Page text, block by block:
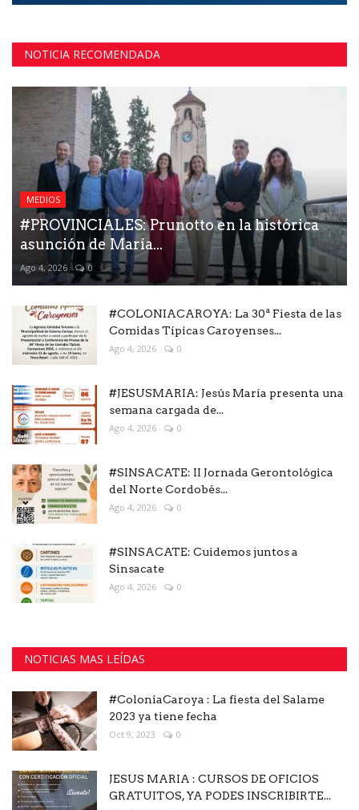
NOTICIA RECOMENDADA
MEDIOS
#PROVINCIALES: Prunotto en la histórica
asunción de María...
Ago 4, 2026 0
#COLONIACAROYA: La 30ª Fiesta de las
Comidas Típicas Caroyenses...
Ago 4, 2026 0
#JESUSMARIA: Jesús María presenta una
semana cargada de...
Ago 4, 2026 0
#SINSACATE: II Jornada Gerontológica
del Norte Cordobés...
Ago 4, 2026 0
#SINSACATE: Cuidemos juntos a
Sinsacate
Ago 4, 2026 0
NOTICIAS MAS LEÍDAS
#ColoniaCaroya : La fiesta del Salame
2023 ya tiene fecha
Oct 9, 2023 0
JESUS MARIA : CURSOS DE OFICIOS
GRATUITOS, YA PODES INSCRIBIRTE...